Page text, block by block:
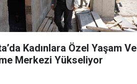
Kadınlara Özel Yaşam Ve
Merkezi Yükseliyor